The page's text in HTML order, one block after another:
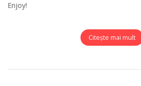
Enjoy!
Citește mai mult